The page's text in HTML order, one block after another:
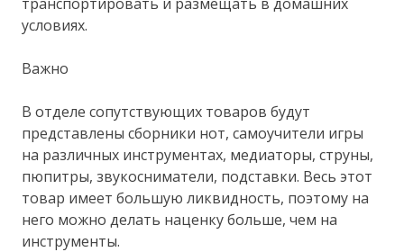
условиях.
Важно
В отделе сопутствующих товаров будут
представлены сборники нот, самоучители игры
на различных инструментах, медиаторы, струны,
пюпитры, звукосниматели, подставки. Весь этот
товар имеет большую ликвидность, поэтому на
него можно делать наценку больше, чем на
инструменты.